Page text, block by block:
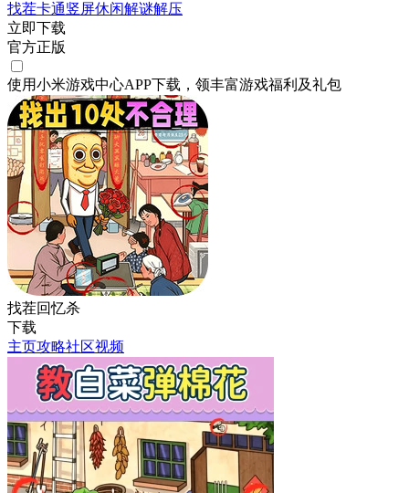
找茬卡通竖屏休闲解谜解压
立即下载
官方正版
使用小米游戏中心APP下载 ，领丰富游戏福利 及礼包
找茬回忆杀
下载
主页攻略社区视频